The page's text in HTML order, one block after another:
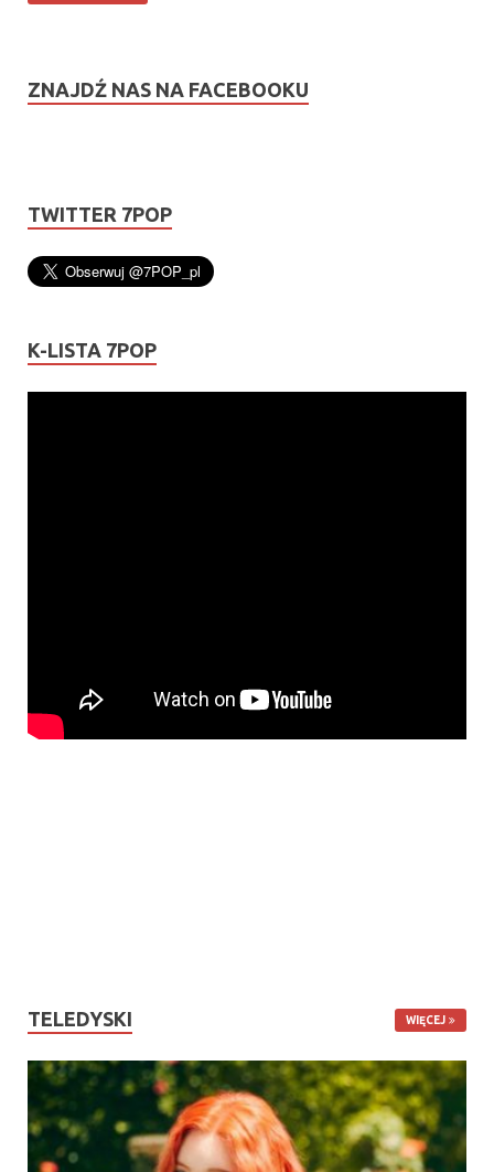
ZNAJDŹ NAS NA FACEBOOKU
TWITTER 7POP
K-LISTA 7POP
TELEDYSKI WIĘCEJ